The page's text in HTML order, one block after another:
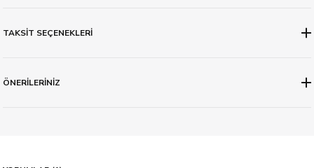
TAKSİT SEÇENEKLERİ
ÖNERİLERİNİZ